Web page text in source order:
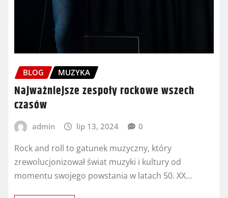
BLOG MUZYKA
Najważniejsze zespoły rockowe wszech
czasów
admin lip 13, 2024 0
Rock and roll to gatunek muzyczny, który
zrewolucjonizował świat muzyki i kultury od
momentu swojego powstania w latach 50. XX…